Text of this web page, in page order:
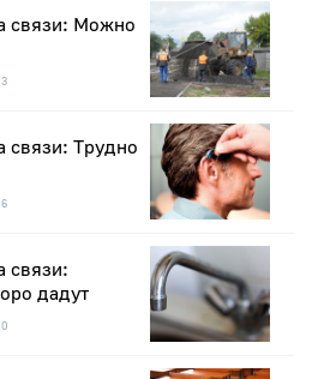
связи: Можно
связи: Трудно
связи:
дадут